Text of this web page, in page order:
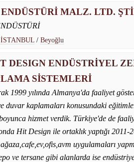
ENDÜSTÜRİ MALZ. LTD.
İSTANBUL / Beyoğlu
DESIGN ENDÜSTRİYEL
SİSTEMLERİ
1999 yılında Almanya'da faaliyet
duvar kaplamaları konusundaki
hizmet verdik. Türkiye'de de
Hit Design ile ortaklık yaptığı 2011-
uygulamaları
ve tersane gibi alanlarda ise